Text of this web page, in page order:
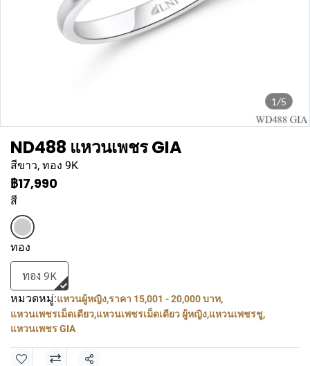
1/5
ND488 แหวนเพชร GIA
สีขาว, ทอง 9K
฿17,990
สี
ทอง
ทอง 9K
หมวดหมู่:แหวนผู้หญิง,ราคา 15,001 - 20,000 บาท,
แหวนเพชรเม็ดเดียว,แหวนเพชรเม็ดเดียว ผู้หญิง,แหวนเพชรชู,
แหวนเพชร GIA